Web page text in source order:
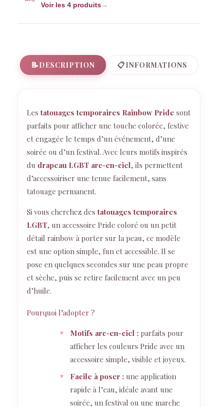
Voir les 4 produits →
📝DESCRIPTION 📋INFORMATIONS
Les tatouages temporaires Rainbow Pride sont
parfaits pour afficher une touche colorée, festive
et engagée le temps d’un événement, d’une
soirée ou d’un festival. Avec leurs motifs inspirés
du drapeau LGBT arc-en-ciel, ils permettent
d’accessoiriser une tenue facilement, sans
tatouage permanent.
Si vous cherchez des tatouages temporaires
LGBT, un accessoire Pride coloré ou un petit
détail rainbow à porter sur la peau, ce modèle
est une option simple, fun et accessible. Il se
pose en quelques secondes sur une peau propre
et sèche, puis se retire facilement avec un peu
d’huile.
Pourquoi l’adopter ?
Motifs arc-en-ciel :parfaits pour
afficher les couleurs Pride avec un
accessoire simple, visible et joyeux.
Facile à poser :une application
rapide à l’eau, idéale avant une
soirée, un festival ou une marche